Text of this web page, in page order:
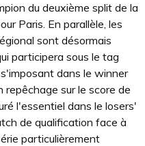
du deuxième split de la
Paris. En parallèle, les
sont désormais
participera sous le tag
dans le winner
repêchage sur le score de
l'essentiel dans le losers'
de qualification face à
particulièrement